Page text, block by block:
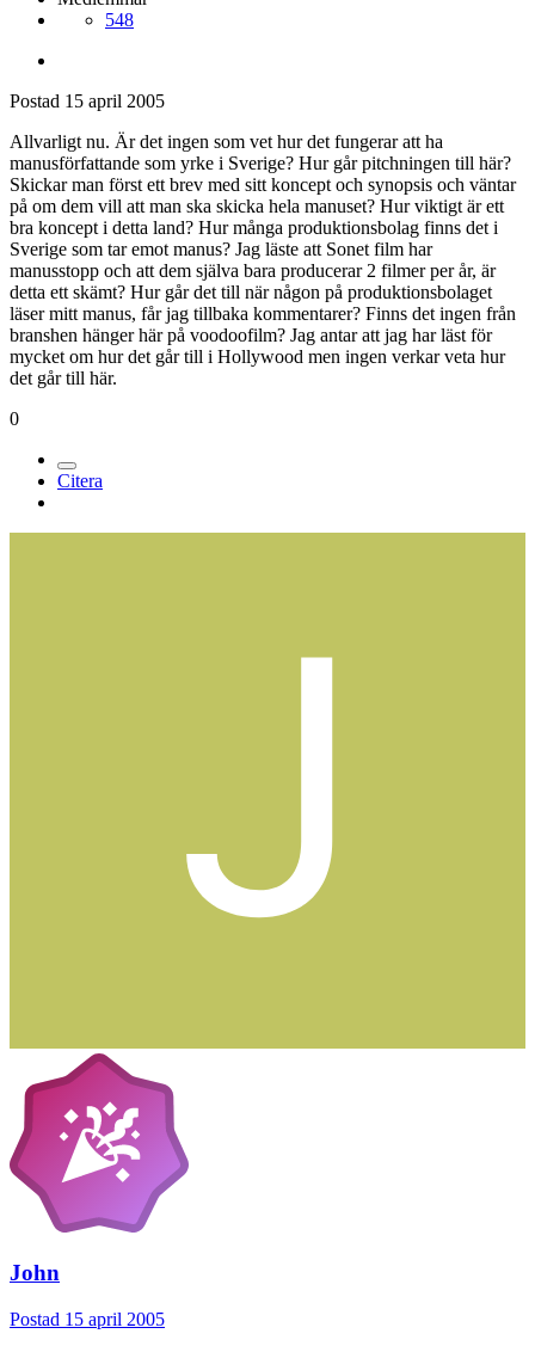
548
Postad 15 april 2005
Allvarligt nu. Är det ingen som vet hur det fungerar att ha
manusförfattande som yrke i Sverige? Hur går pitchningen till här?
Skickar man först ett brev med sitt koncept och synopsis och väntar
på om dem vill att man ska skicka hela manuset? Hur viktigt är ett
bra koncept i detta land? Hur många produktionsbolag finns det i
Sverige som tar emot manus? Jag läste att Sonet film har
manusstopp och att dem själva bara producerar 2 filmer per år, är
detta ett skämt? Hur går det till när någon på produktionsbolaget
läser mitt manus, får jag tillbaka kommentarer? Finns det ingen från
branshen hänger här på voodoofilm? Jag antar att jag har läst för
mycket om hur det går till i Hollywood men ingen verkar veta hur
det går till här.
0
Citera
John
Postad 15 april 2005